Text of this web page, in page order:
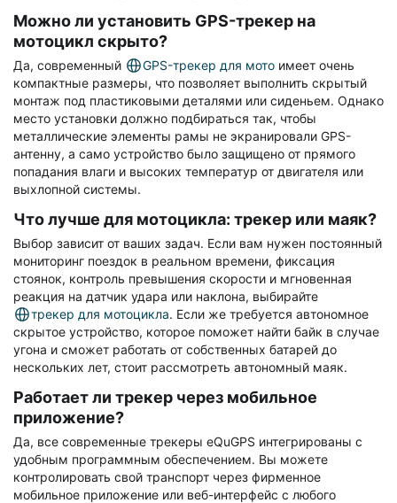
Можно ли установить GPS-трекер на
мотоцикл скрыто?
Да, современный GPS-трекер для мото имеет очень
компактные размеры, что позволяет выполнить скрытый
монтаж под пластиковыми деталями или сиденьем. Однако
место установки должно подбираться так, чтобы
металлические элементы рамы не экранировали GPS-
антенну, а само устройство было защищено от прямого
попадания влаги и высоких температур от двигателя или
выхлопной системы.
Что лучше для мотоцикла: трекер или маяк?
Выбор зависит от ваших задач. Если вам нужен постоянный
мониторинг поездок в реальном времени, фиксация
стоянок, контроль превышения скорости и мгновенная
реакция на датчик удара или наклона, выбирайте
трекер для мотоцикла. Если же требуется автономное
скрытое устройство, которое поможет найти байк в случае
угона и сможет работать от собственных батарей до
нескольких лет, стоит рассмотреть автономный маяк.
Работает ли трекер через мобильное
приложение?
Да, все современные трекеры eQuGPS интегрированы с
удобным программным обеспечением. Вы можете
контролировать свой транспорт через фирменное
мобильное приложение или веб-интерфейс с любого